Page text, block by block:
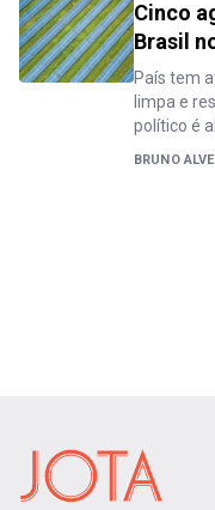
Cinco
Brasil
País tem
limpa e
político é
BRUNO